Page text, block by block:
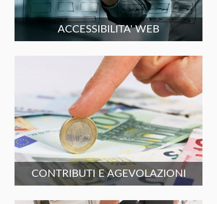
ACCESSIBILITA' WEB
CONTRIBUTI E AGEVOLAZIONI